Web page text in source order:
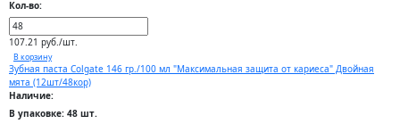
Кол-во:
107.21 руб./шт.
В корзину
Зубная паста Colgate 146 гр./100 мл "Максимальная защита от кариеса" Двойная
мята (12шт/48кор)
Наличие:
В упаковке: 48 шт.